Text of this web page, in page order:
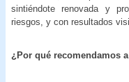
sintiéndote renovada y
riesgos, y con resultados
¿Por qué recomendamos